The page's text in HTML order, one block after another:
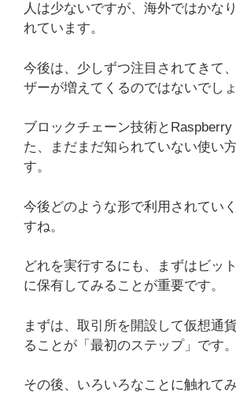
人は少ないですが、海外ではかな
れています。
今後は、少しずつ注目されてきて
ザーが増えてくるのではないでしょ
ブロックチェーン技術とRaspberry
た、まだまだ知られていない使い
す。
今後どのような形で利用されてい
すね。
どれを実行するにも、まずはビッ
に保有してみることが重要です。
まずは、取引所を開設して仮想通
ることが「最初のステップ」です。
その後、いろいろなことに触れて